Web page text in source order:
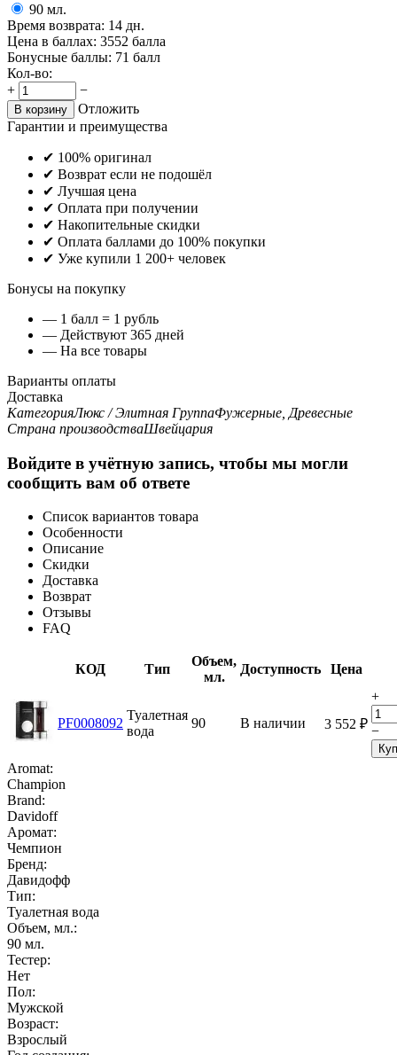
90 мл.
Время возврата: 14 дн.
Цена в баллах: 3552 балла
Бонусные баллы: 71 балл
Кол-во:
+
−
В корзину
Отложить
Гарантии и преимущества
✔ 100% оригинал
✔ Возврат если не подошёл
✔ Лучшая цена
✔ Оплата при получении
✔ Накопительные скидки
✔ Оплата баллами до 100% покупки
✔ Уже купили 1 200+ человек
Бонусы на покупку
— 1 балл = 1 рубль
— Действуют 365 дней
— На все товары
Варианты оплаты
Доставка
КатегорияЛюкс / Элитная ГруппаФужерные, Древесные
Страна производстваШвейцария
Войдите в учётную запись, чтобы мы могли
сообщить вам об ответе
Список вариантов товара
Особенности
Описание
Скидки
Доставка
Возврат
Отзывы
FAQ
КОД Тип
Объем,
мл.
Доступность Цена
PF0008092
Туалетная
вода
90 В наличии 3 552 ₽
+
−
Aromat:
Champion
Brand:
Davidoff
Аромат:
Чемпион
Бренд:
Давидофф
Тип:
Туалетная вода
Объем, мл.:
90 мл.
Тестер:
Нет
Пол:
Мужской
Возраст:
Взрослый